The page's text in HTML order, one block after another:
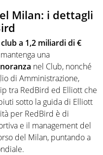
Milan: i dettagli
a 1,2 miliardi di €
una
nel Club, nonché
di Amministrazione,
tra RedBird ed Elliott che
sotto la guida di Elliott
per RedBird è di
e il management del
del Milan, puntando a